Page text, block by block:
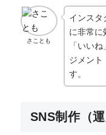
さことも
インスタ
に非常に
「いい
ジメント
す。
SNS制作（